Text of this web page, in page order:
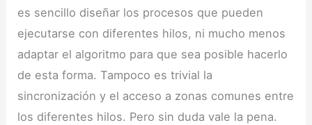
es sencillo diseñar los procesos que pueden
ejecutarse con diferentes hilos, ni mucho menos
adaptar el algoritmo para que sea posible hacerlo
de esta forma. Tampoco es trivial la
sincronización y el acceso a zonas comunes entre
los diferentes hilos. Pero sin duda vale la pena.